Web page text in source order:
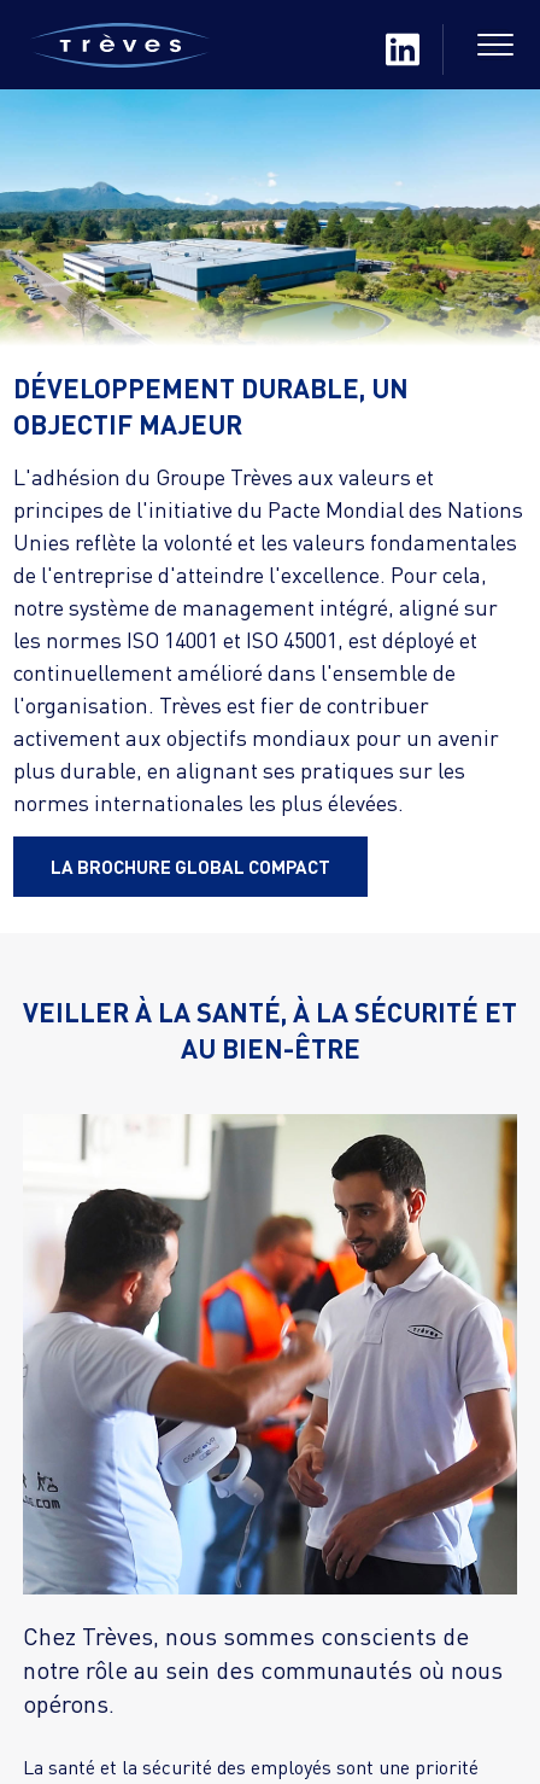
DÉVELOPPEMENT DURABLE, UN
OBJECTIF MAJEUR
L'adhésion du Groupe Trèves aux valeurs et
principes de l'initiative du Pacte Mondial des Nations
Unies reflète la volonté et les valeurs fondamentales
de l'entreprise d'atteindre l'excellence. Pour cela,
notre système de management intégré, aligné sur
les normes ISO 14001 et ISO 45001, est déployé et
continuellement amélioré dans l'ensemble de
l'organisation. Trèves est fier de contribuer
activement aux objectifs mondiaux pour un avenir
plus durable, en alignant ses pratiques sur les
LA BROCHURE GLOBAL COMPACT
VEILLER À LA SANTÉ, À LA SÉCURITÉ ET
AU BIEN-ÊTRE
Chez Trèves, nous sommes conscients de
notre rôle au sein des communautés où nous
opérons.
La santé et la sécurité des employés sont une priorité